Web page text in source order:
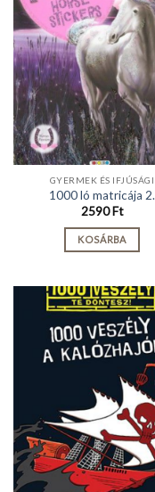
GYERMEK ÉS IFJÚSÁGI
1000 ló matricája 2.
2590Ft
KOSÁRBA